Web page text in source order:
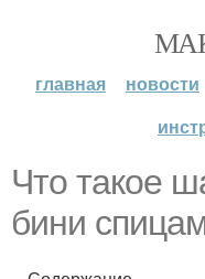
главная новости
Что такое
бини